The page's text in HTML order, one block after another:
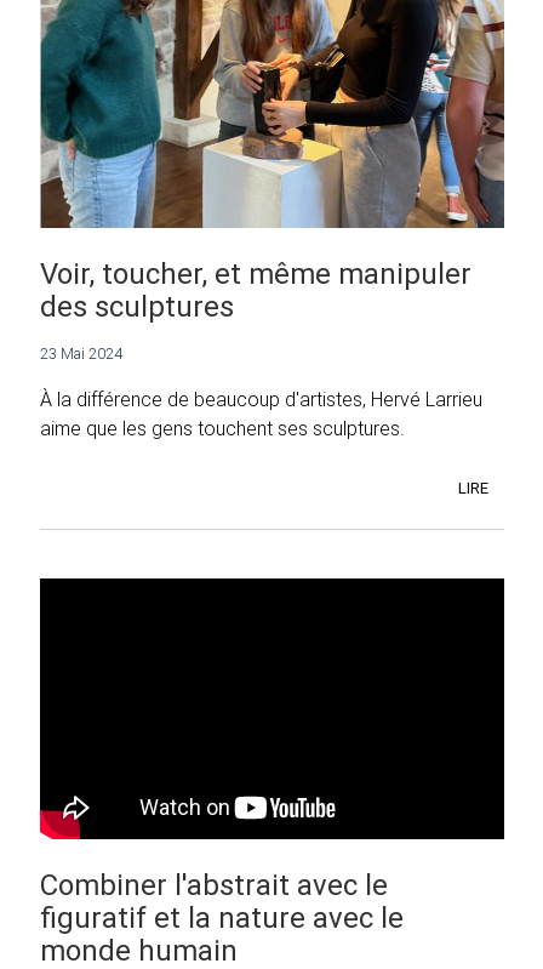
Voir, toucher, et même manipuler
des sculptures
23 Mai 2024
À la différence de beaucoup d'artistes, Hervé Larrieu
aime que les gens touchent ses sculptures.
LIRE
Combiner l'abstrait avec le
figuratif et la nature avec le
monde humain